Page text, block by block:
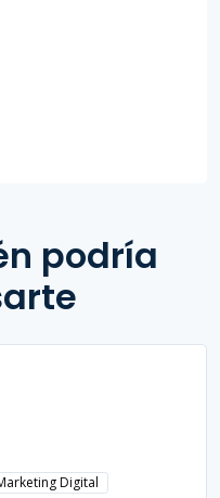
podría
Digital